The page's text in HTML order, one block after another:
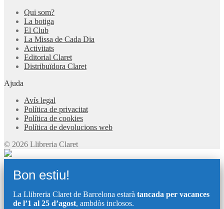
Qui som?
La botiga
El Club
La Missa de Cada Dia
Activitats
Editorial Claret
Distribuïdora Claret
Ajuda
Avís legal
Política de privacitat
Política de cookies
Política de devolucions web
© 2026 Llibreria Claret
Bon estiu!
La Llibreria Claret de Barcelona estarà tancada per vacances
de l’1 al 25 d’agost, ambdòs inclosos.